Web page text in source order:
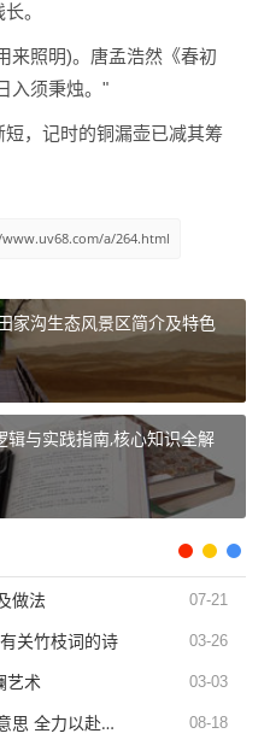
。
照明)。唐孟浩然《春初
入须秉烛。"
记时的铜漏壶已减其筹
a/264.html
家沟生态风景区简介及特色
与实践指南,核心知识全解
做法 07-21
关竹枝词的诗 03-26
艺术 03-03
全力以赴的出处 全力以赴的意思 全力以赴的近义词 08-18